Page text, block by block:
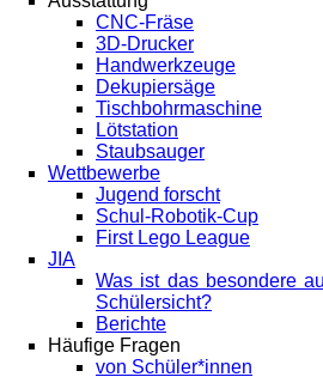
CNC-Fräse
3D-Drucker
Handwerkzeuge
Dekupiersäge
Tischbohrmaschine
Lötstation
Staubsauger
Wettbewerbe
Jugend forscht
Schul-Robotik-Cup
First Lego League
JIA
Was ist das besondere
Schülersicht?
Berichte
Häufige Fragen
von Schüler*innen